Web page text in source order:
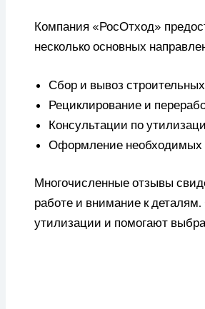
Компания «РосОтход»
несколько основных
Сбор и вывоз
Рециклирование и
Консультации по
Оформление необходимых
Многочисленные отзывы
работе и внимание к
утилизации и помогают